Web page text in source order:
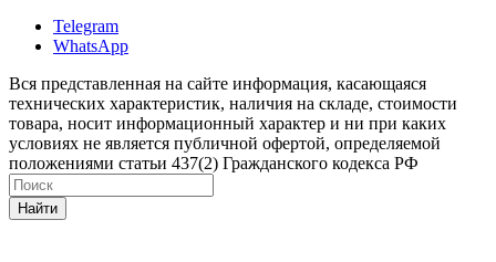
Telegram
WhatsApp
Вся представленная на сайте информация, касающаяся
технических характеристик, наличия на складе, стоимости
товара, носит информационный характер и ни при каких
условиях не является публичной офертой, определяемой
положениями статьи 437(2) Гражданского кодекса РФ
Найти